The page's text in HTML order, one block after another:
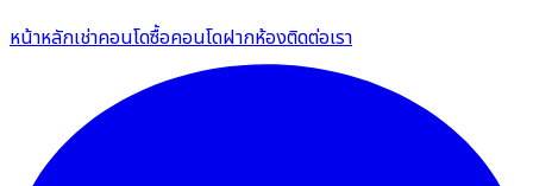
หน้าหลักเช่าคอนโดซื้อคอนโดฝากห้องติดต่อเรา